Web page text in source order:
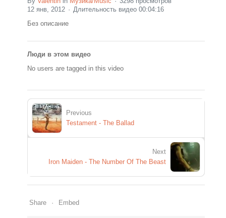
12 янв, 2012
Длительность видео 00:04:16
Без описание
Люди в этом видео
No users are tagged in this video
Previous
Testament - The Ballad
Next
Iron Maiden - The Number Of The Beast
Share Embed